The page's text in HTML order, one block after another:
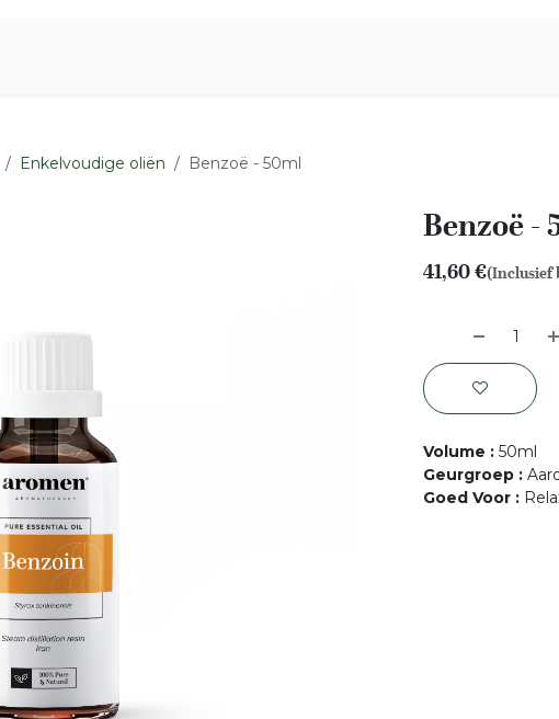
Enkelvoudige oliën Benzoë - 50ml
Benzoë -
41,60€(Inclusief
Volume : 50ml
Geurgroep :
Goed Voor :